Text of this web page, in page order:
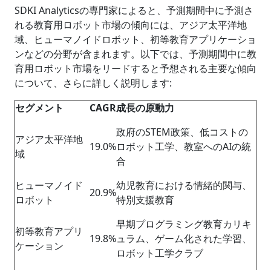
SDKI Analyticsの専門家によると、予測期間中に予測さ
れる教育用ロボット市場の傾向には、アジア太平洋地
域、ヒューマノイドロボット、初等教育アプリケーショ
ンなどの分野が含まれます。以下では、予測期間中に教
育用ロボット市場をリードすると予想される主要な傾向
について、さらに詳しく説明します:
セグメント
CAGR成長の原動力
アジア太平洋地
域
19.0%
政府のSTEM政策、低コストの
ロボット工学、教室へのAIの統
合
ヒューマノイド
ロボット
20.9%
幼児教育における情緒的関与、
特別支援教育
初等教育アプリ
ケーション
19.8%
早期プログラミング教育カリキ
ュラム、ゲーム化された学習、
ロボット工学クラブ